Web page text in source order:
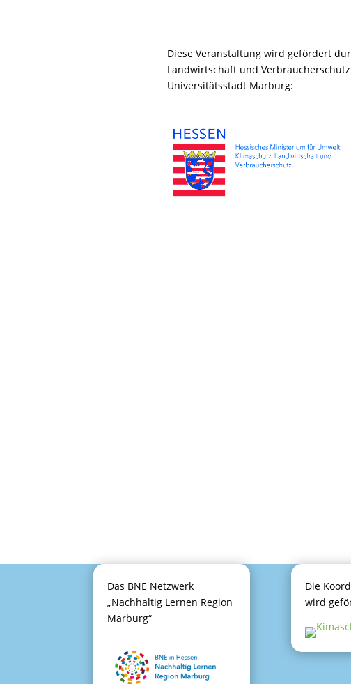
Diese Veranstaltung wird gefördert
Landwirtschaft und
Universitätsstadt Marburg:
Das BNE Netzwerk
„Nachhaltig Lernen Region
Marburg“
Die
wird